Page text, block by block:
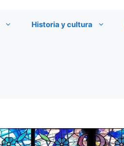
Historia y cultura